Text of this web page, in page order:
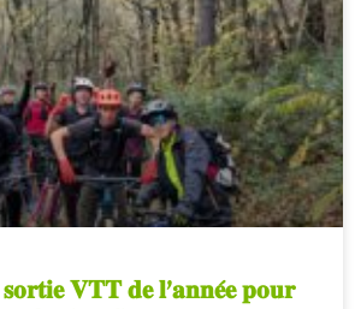
𝐕𝐓𝐓 𝐝𝐞 𝐥’𝐚𝐧𝐧𝐞́𝐞 𝐩𝐨𝐮𝐫